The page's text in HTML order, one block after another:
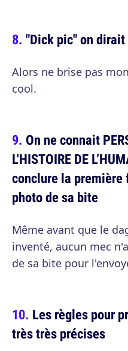
"Dick pic" on
Alors ne brise pas
cool.
On ne connait
L'HISTOIRE DE
conclure la première
photo de sa bite
Même avant que le
inventé, aucun mec
de sa bite pour
Les règles pour
très très précises